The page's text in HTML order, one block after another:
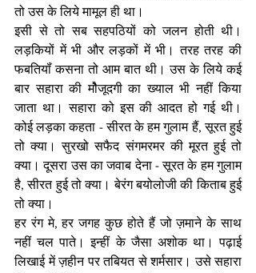
तो उस के लिये मामूल ही था।
इसी से तो सब सहपठियों को जलन होती थी।
लड़कियों में भी और लड़कों में भी। तरह तरह की
फबतियॉं कसना तो आम बात थी। उस के लिये कई
बार सहारा की मोैजूदगी का ख्याल भी नहीं किया
जाता था। सहारा को इस की आदत हो गई थी।
कोई लड़का कहता - सीरत के हम गुलाम हैं, सूरत हुई
तो क्या। सुरखो सफैद संगमरमर की मूरत हुई तो
क्या। दूसरा उस का जवाब देना - सूरत के हम गुलाम
है, सीरत हुई तो क्या। बेरंग बयोलोजी की किताब हुई
तो क्या।
हर रंग मे, हर जगह कुछ होते हैं जो ज़माने के साथ
नहीं चल पाते। इन्हीं के जैसा अशोक था। पढ़ाई
लिखाई में ज़हीन पर तबियत से शर्मसार। उसे सहारा